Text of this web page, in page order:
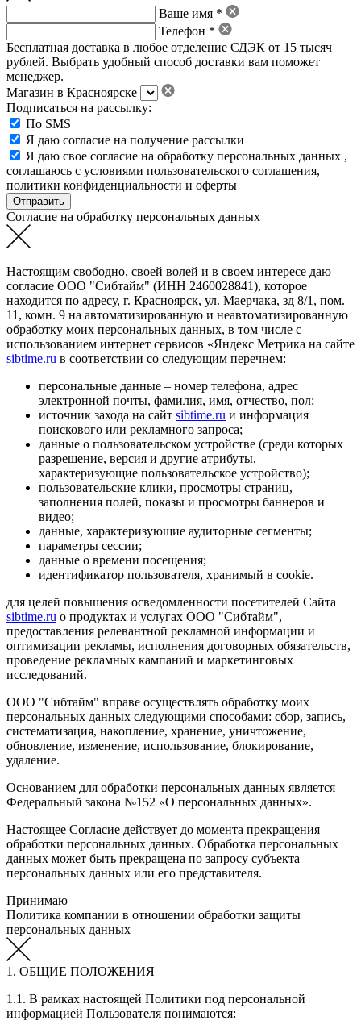
Ваше имя *
Телефон *
Бесплатная доставка в любое отделение СДЭК от 15 тысяч
рублей. Выбрать удобный способ доставки вам поможет
менеджер.
Магазин в Красноярске
Подписаться на рассылку:
По SMS
Я даю согласие на получение рассылки
Я даю свое согласие на обработку персональных данных ,
соглашаюсь с условиями пользовательского соглашения,
политики конфиденциальности и оферты
Согласие на обработку персональных данных
Настоящим свободно, своей волей и в своем интересе даю
согласие ООО "Сибтайм" (ИНН 2460028841), которое
находится по адресу, г. Красноярск, ул. Маерчака, зд 8/1, пом.
11, комн. 9 на автоматизированную и неавтоматизированную
обработку моих персональных данных, в том числе с
использованием интернет сервисов «Яндекс Метрика на сайте
sibtime.ru в соответствии со следующим перечнем:
персональные данные – номер телефона, адрес
электронной почты, фамилия, имя, отчество, пол;
источник захода на сайт sibtime.ru и информация
поискового или рекламного запроса;
данные о пользовательском устройстве (среди которых
разрешение, версия и другие атрибуты,
характеризующие пользовательское устройство);
пользовательские клики, просмотры страниц,
заполнения полей, показы и просмотры баннеров и
видео;
данные, характеризующие аудиторные сегменты;
параметры сессии;
данные о времени посещения;
идентификатор пользователя, хранимый в cookie.
для целей повышения осведомленности посетителей Сайта
sibtime.ru о продуктах и услугах ООО "Сибтайм",
предоставления релевантной рекламной информации и
оптимизации рекламы, исполнения договорных обязательств,
проведение рекламных кампаний и маркетинговых
исследований.
ООО "Сибтайм" вправе осуществлять обработку моих
персональных данных следующими способами: сбор, запись,
систематизация, накопление, хранение, уничтожение,
обновление, изменение, использование, блокирование,
удаление.
Основанием для обработки персональных данных является
Федеральный закона №152 «О персональных данных».
Настоящее Согласие действует до момента прекращения
обработки персональных данных. Обработка персональных
данных может быть прекращена по запросу субъекта
персональных данных или его представителя.
Принимаю
Политика компании в отношении обработки защиты
персональных данных
1. ОБЩИЕ ПОЛОЖЕНИЯ
1.1. В рамках настоящей Политики под персональной
информацией Пользователя понимаются: